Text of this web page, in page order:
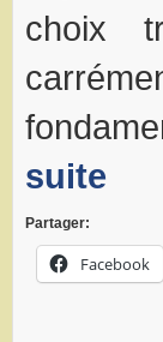
choix
suite
Partager:
Facebook